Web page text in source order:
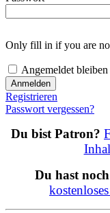
Only fill in if you are
Angemeldet bleiben
Registrieren
Passwort vergessen?
Du bist Patron?
Du hast